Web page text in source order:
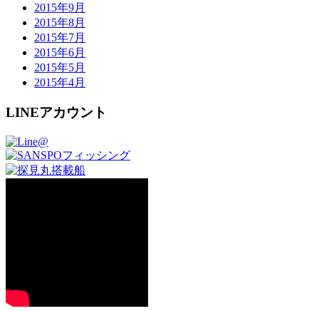
2015年9月
2015年8月
2015年7月
2015年6月
2015年5月
2015年4月
LINEアカウント